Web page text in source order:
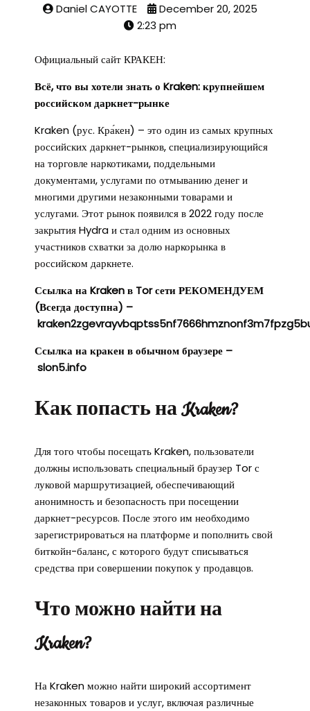
Daniel CAYOTTE
December 20, 2025
2:23 pm
Официальный сайт КРАКЕН:
Всё, что вы хотели знать о Kraken: крупнейшем
российском даркнет-рынке
Kraken (рус. Кра́кен) – это один из самых крупных
российских даркнет-рынков, специализирующийся
на торговле наркотиками, поддельными
документами, услугами по отмыванию денег и
многими другими незаконными товарами и
услугами. Этот рынок появился в 2022 году после
закрытия Hydra и стал одним из основных
участников схватки за долю наркорынка в
российском даркнете.
Ссылка на Kraken в Tor сети РЕКОМЕНДУЕМ
(Всегда доступна) –
Ссылка на кракен в обычном браузере –
slon5.info
Как попасть на Kraken?
Для того чтобы посещать Kraken, пользователи
должны использовать специальный браузер Tor с
луковой маршрутизацией, обеспечивающий
анонимность и безопасность при посещении
даркнет-ресурсов. После этого им необходимо
зарегистрироваться на платформе и пополнить свой
биткойн-баланс, с которого будут списываться
средства при совершении покупок у продавцов.
Что можно найти на
Kraken?
На Kraken можно найти широкий ассортимент
незаконных товаров и услуг, включая различные